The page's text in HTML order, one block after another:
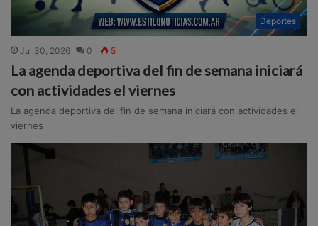
Deportes
Jul 30, 2026 0 5
La agenda deportiva del fin de semana iniciará
con actividades el viernes
La agenda deportiva del fin de semana iniciará con actividades el
viernes